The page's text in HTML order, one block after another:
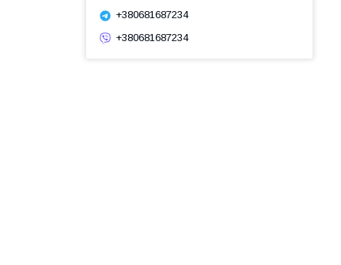
+380681687234
+380681687234